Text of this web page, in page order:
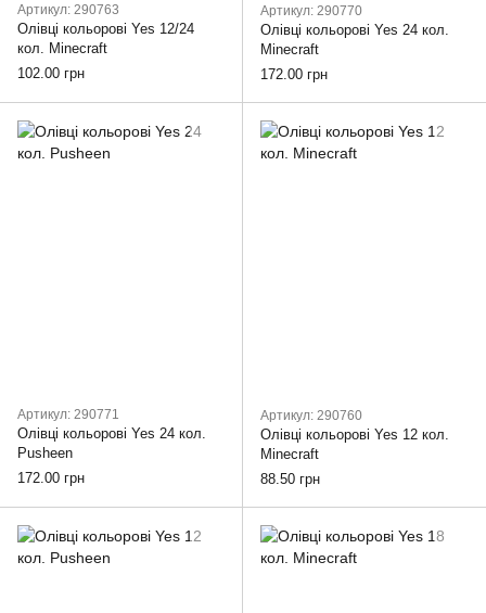
Артикул: 290763
Олівці кольорові Yes 12/24
кол. Minecraft
102.00 грн
Артикул: 290770
Олівці кольорові Yes 24 кол.
Minecraft
172.00 грн
Артикул: 290771
Олівці кольорові Yes 24 кол.
Pusheen
172.00 грн
Артикул: 290760
Олівці кольорові Yes 12 кол.
Minecraft
88.50 грн